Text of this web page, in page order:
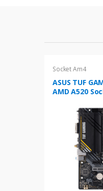
Socket Am4
ASUS TUF
AMD A520